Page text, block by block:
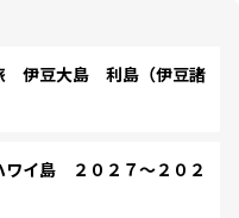
伊豆大島 利島（伊豆諸
イ島 ２０２７～２０２